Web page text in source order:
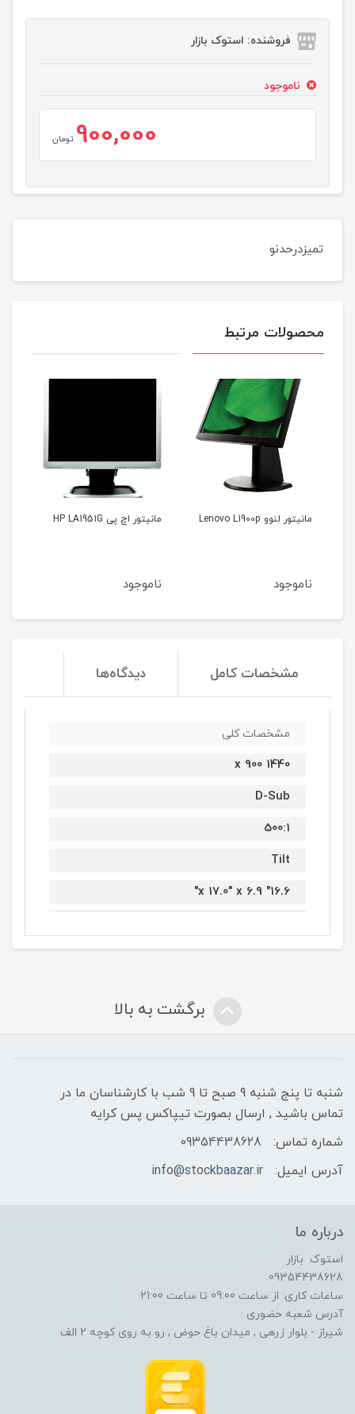
فروشنده: استوک بازار
ناموجود
900,000 تومان
تمیزدرحدنو
محصولات مرتبط
مانیتور لنوو Lenovo L1900p
ناموجود
مانیتور اچ پی HP LA1951G
ناموجود
مشخصات کامل دیدگاه‌ها
مشخصات کلی
1440 x 900
D-Sub
500:1
Tilt
16.6" x 17.0" x 6.9"
برگشت به بالا
شنبه تا پنج شنبه 9 صبح تا 9 شب با کارشناسان ما در
تماس باشید , ارسال بصورت تیپاکس پس کرایه
شماره تماس:
09354438628
آدرس ایمیل:
info@stockbaazar.ir
درباره ما
استوک بازار
09354438628
ساعات کاری: از ساعت 09:00 تا ساعت 21:00
آدرس شعبه حضوری :
شیراز - بلوار زرهی , میدان باغ حوض , رو به روی کوچه 2 الف